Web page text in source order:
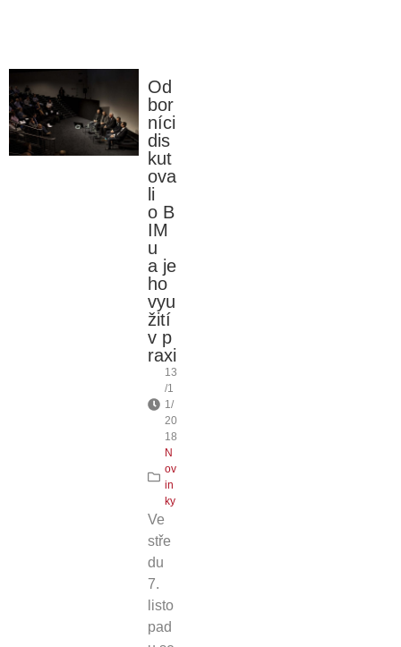
Od
bor
níci
dis
kut
ova
li
o B
IM
u
a je
ho
vyu
žití
v p
raxi
13
/1
1/
20
18
N
ov
in
ky
Ve
stře
du
7.
listo
pad